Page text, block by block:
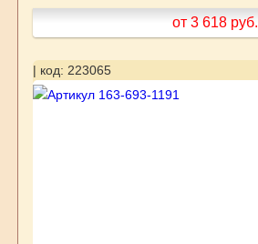
от 3 618 руб.
| код: 223065